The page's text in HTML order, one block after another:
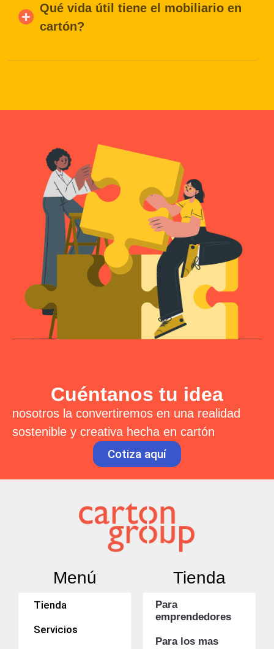
Qué vida útil tiene el mobiliario en
cartón?
Cuéntanos tu idea
nosotros la convertiremos en una realidad
sostenible y creativa hecha en cartón
Cotiza aquí
Menú
Tienda
Servicios
Tienda
Para
emprendedores
Para los mas